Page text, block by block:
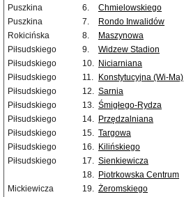
Puszkina
6. Chmielowskiego
Puszkina
7. Rondo Inwalidów
Rokicińska
8. Maszynowa
Piłsudskiego
9. Widzew Stadion
Piłsudskiego
10. Niciarniana
Piłsudskiego
11. Konstytucyjna (Wi-Ma)
Piłsudskiego
12. Sarnia
Piłsudskiego
13. Śmigłego-Rydza
Piłsudskiego
14. Przędzalniana
Piłsudskiego
15. Targowa
Piłsudskiego
16. Kilińskiego
Piłsudskiego
17. Sienkiewicza
18. Piotrkowska Centrum
Mickiewicza
19. Żeromskiego